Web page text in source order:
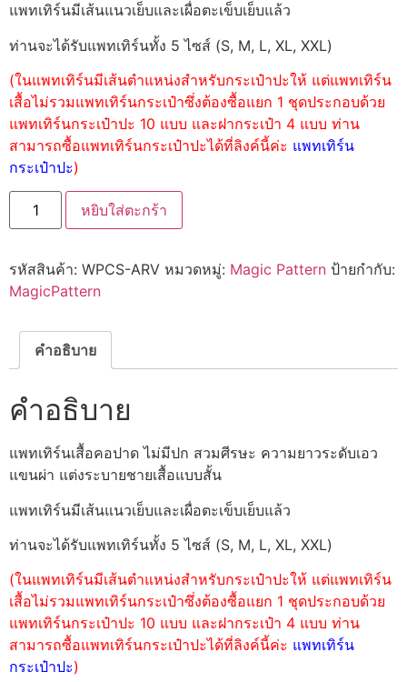
แพทเทิร์นมีเส้นแนวเย็บและเผื่อตะเข็บเย็บแล้ว
ท่านจะได้รับแพทเทิร์นทั้ง 5 ไซส์ (S, M, L, XL, XXL)
(ในแพทเทิร์นมีเส้นตำแหน่งสำหรับกระเป๋าปะให้ แต่แพทเทิร์น
เสื้อไม่รวมแพทเทิร์นกระเป๋าซึ่งต้องซื้อแยก 1 ชุดประกอบด้วย
แพทเทิร์นกระเป๋าปะ 10 แบบ และฝากระเป๋า 4 แบบ ท่าน
สามารถซื้อแพทเทิร์นกระเป๋าปะได้ที่ลิงค์นี้ค่ะ แพทเทิร์น
กระเป๋าปะ)
หยิบใส่ตะกร้า
รหัสสินค้า: WPCS-ARV หมวดหมู่: Magic Pattern ป้ายกำกับ:
MagicPattern
คำอธิบาย
คำอธิบาย
แพทเทิร์นเสื้อคอปาด ไม่มีปก สวมศีรษะ ความยาวระดับเอว
แขนผ่า แต่งระบายชายเสื้อแบบสั้น
แพทเทิร์นมีเส้นแนวเย็บและเผื่อตะเข็บเย็บแล้ว
ท่านจะได้รับแพทเทิร์นทั้ง 5 ไซส์ (S, M, L, XL, XXL)
(ในแพทเทิร์นมีเส้นตำแหน่งสำหรับกระเป๋าปะให้ แต่แพทเทิร์น
เสื้อไม่รวมแพทเทิร์นกระเป๋าซึ่งต้องซื้อแยก 1 ชุดประกอบด้วย
แพทเทิร์นกระเป๋าปะ 10 แบบ และฝากระเป๋า 4 แบบ ท่าน
สามารถซื้อแพทเทิร์นกระเป๋าปะได้ที่ลิงค์นี้ค่ะ แพทเทิร์น
กระเป๋าปะ)